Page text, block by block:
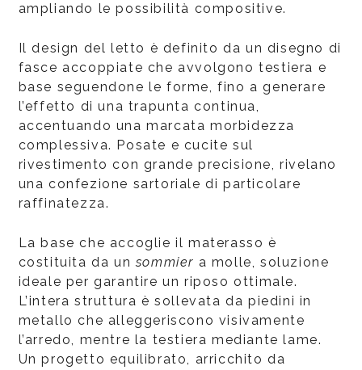
ampliando le possibilità compositive.
Il design del letto è definito da un disegno di
fasce accoppiate che avvolgono testiera e
base seguendone le forme, fino a generare
l’effetto di una trapunta continua,
accentuando una marcata morbidezza
complessiva. Posate e cucite sul
rivestimento con grande precisione, rivelano
una confezione sartoriale di particolare
raffinatezza.
La base che accoglie il materasso è
costituita da unsommier a molle, soluzione
ideale per garantire un riposo ottimale.
L’intera struttura è sollevata da piedini in
metallo che alleggeriscono visivamente
l’arredo, mentre la testiera mediante lame.
Un progetto equilibrato, arricchito da